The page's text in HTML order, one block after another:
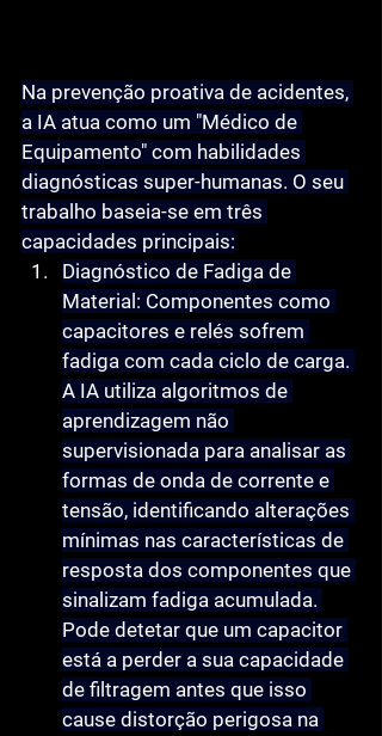
Na prevenção proativa de acidentes,
a IA atua como um "Médico de
Equipamento" com habilidades
diagnósticas super-humanas. O seu
trabalho baseia-se em três
capacidades principais:
Diagnóstico de Fadiga de
Material: Componentes como
capacitores e relés sofrem
fadiga com cada ciclo de carga.
A IA utiliza algoritmos de
aprendizagem não
supervisionada para analisar as
formas de onda de corrente e
tensão, identificando alterações
mínimas nas características de
resposta dos componentes que
sinalizam fadiga acumulada.
Pode detetar que um capacitor
está a perder a sua capacidade
de filtragem antes que isso
cause distorção perigosa na